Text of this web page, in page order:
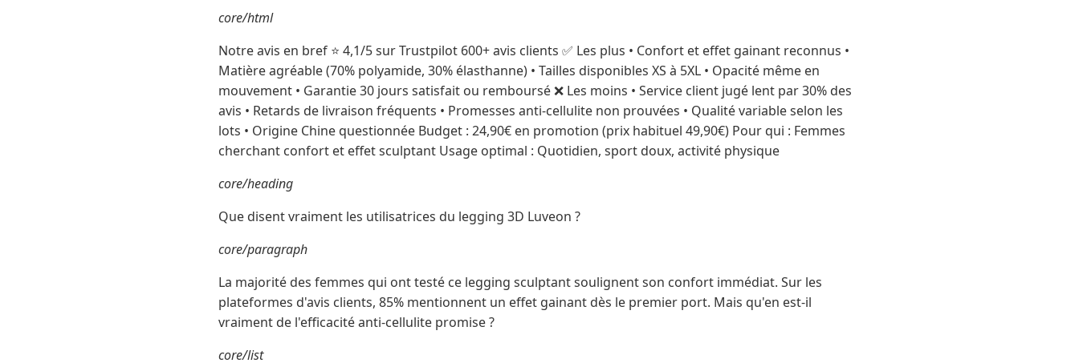
core/html
Notre avis en bref ⭐ 4,1/5 sur Trustpilot 600+ avis clients ✅ Les plus • Confort et effet gainant reconnus •
Matière agréable (70% polyamide, 30% élasthanne) • Tailles disponibles XS à 5XL • Opacité même en
mouvement • Garantie 30 jours satisfait ou remboursé ❌ Les moins • Service client jugé lent par 30% des
avis • Retards de livraison fréquents • Promesses anti-cellulite non prouvées • Qualité variable selon les
lots • Origine Chine questionnée Budget : 24,90€ en promotion (prix habituel 49,90€) Pour qui : Femmes
cherchant confort et effet sculptant Usage optimal : Quotidien, sport doux, activité physique
core/heading
Que disent vraiment les utilisatrices du legging 3D Luveon ?
core/paragraph
La majorité des femmes qui ont testé ce legging sculptant soulignent son confort immédiat. Sur les
plateformes d'avis clients, 85% mentionnent un effet gainant dès le premier port. Mais qu'en est-il
vraiment de l'efficacité anti-cellulite promise ?
core/list